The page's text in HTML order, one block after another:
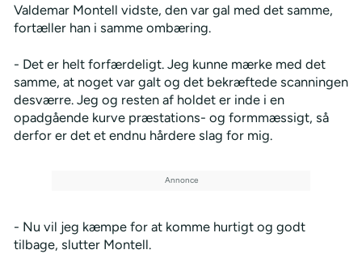
Valdemar Montell vidste, den var gal med det samme,
fortæller han i samme ombæring.
- Det er helt forfærdeligt. Jeg kunne mærke med det
samme, at noget var galt og det bekræftede scanningen
desværre. Jeg og resten af holdet er inde i en
opadgående kurve præstations- og formmæssigt, så
derfor er det et endnu hårdere slag for mig.
- Nu vil jeg kæmpe for at komme hurtigt og godt
tilbage, slutter Montell.